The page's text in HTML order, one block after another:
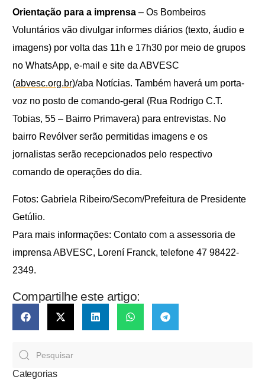
Orientação para a imprensa – Os Bombeiros
Voluntários vão divulgar informes diários (texto, áudio e
imagens) por volta das 11h e 17h30 por meio de grupos
no WhatsApp, e-mail e site da ABVESC
(abvesc.org.br)/aba Notícias. Também haverá um porta-
voz no posto de comando-geral (Rua Rodrigo C.T.
Tobias, 55 – Bairro Primavera) para entrevistas. No
bairro Revólver serão permitidas imagens e os
jornalistas serão recepcionados pelo respectivo
comando de operações do dia.
Fotos: Gabriela Ribeiro/Secom/Prefeitura de Presidente
Getúlio.
Para mais informações: Contato com a assessoria de
imprensa ABVESC, Lorení Franck, telefone 47 98422-
2349.
Compartilhe este artigo:
Categorias